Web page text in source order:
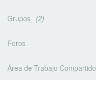
Grupos 2
Foros
Área de Trabajo Compartido